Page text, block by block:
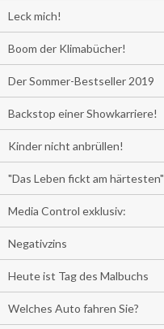
Leck mich!
Boom der Klimabücher!
Der Sommer-Bestseller 2019
Backstop einer Showkarriere!
Kinder nicht anbrüllen!
"Das Leben fickt am härtesten"
Media Control exklusiv:
Negativzins
Heute ist Tag des Malbuchs
Welches Auto fahren Sie?